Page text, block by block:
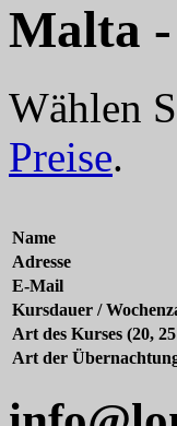
Malta -
Wählen
Preise.
Name
Adresse
E-Mail
Kursdauer /
Art des Kurses (20,
Art der